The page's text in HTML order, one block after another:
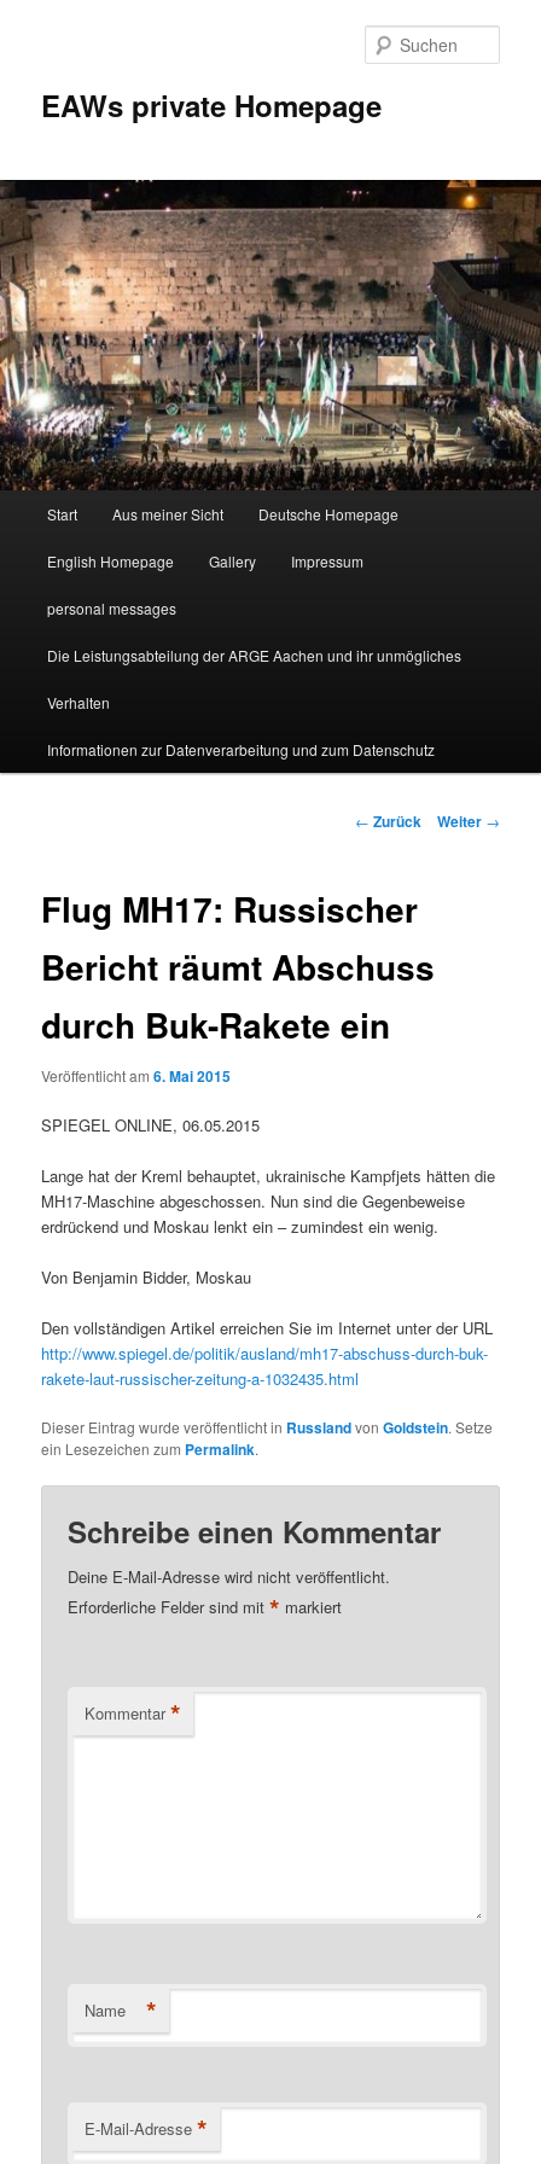
EAWs private Homepage
Start Aus meiner Sicht Deutsche Homepage
English Homepage Gallery Impressum
personal messages
Die Leistungsabteilung der ARGE Aachen und ihr unmögliches
Verhalten
Informationen zur Datenverarbeitung und zum Datenschutz
Beitragsnavigation
← Zurück Weiter →
Flug MH17: Russischer
Bericht räumt Abschuss
durch Buk-Rakete ein
Veröffentlicht am6. Mai 2015
SPIEGEL ONLINE, 06.05.2015
Lange hat der Kreml behauptet, ukrainische Kampfjets hätten die
MH17-Maschine abgeschossen. Nun sind die Gegenbeweise
erdrückend und Moskau lenkt ein – zumindest ein wenig.
Von Benjamin Bidder, Moskau
Den vollständigen Artikel erreichen Sie im Internet unter der URL
http://www.spiegel.de/politik/ausland/mh17-abschuss-durch-buk-
rakete-laut-russischer-zeitung-a-1032435.html
Dieser Eintrag wurde veröffentlicht in RusslandvonGoldstein. Setze
ein Lesezeichen zum Permalink.
Schreibe einen Kommentar
Deine E-Mail-Adresse wird nicht veröffentlicht.
Erforderliche Felder sind mit* markiert
Kommentar *
Name *
E-Mail-Adresse *